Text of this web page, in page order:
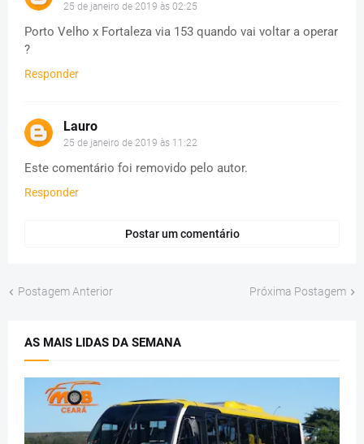
25 de janeiro de 2019 às 02:25
Porto Velho x Fortaleza via 153 quando vai voltar a operar
?
Responder
Lauro
25 de janeiro de 2019 às 11:22
Este comentário foi removido pelo autor.
Responder
Postar um comentário
Postagem Anterior Próxima Postagem
AS MAIS LIDAS DA SEMANA